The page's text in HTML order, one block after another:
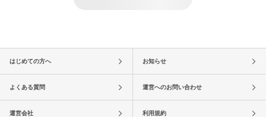
はじめての方へ お知らせ
よくある質問 運営へのお問い合わせ
運営会社 利用規約